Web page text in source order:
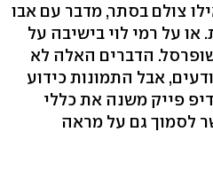
צולם בסתר, מדבר עם אבו
או על רמי לוי בישיבה על
הדברים האלה לא
אבל התמונות כידוע
פייק משנה את כללי
לסמוך גם על מראה